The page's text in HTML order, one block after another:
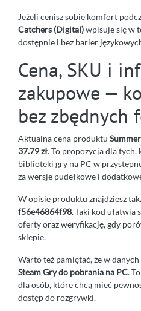
Jeżeli cenisz sobie komfort
Catchers (Digital)wpisuje się w
dostępnie i bez barier
Cena, SKU i
zakupowe —
bez zbędnych
Aktualna cena produktu
37.79 zł. To propozycja dla tych,
biblioteki gry na PC w
za wersje pudełkowe i
W opisie produktu znajdziesz
f56e46864f98. Taki kod ułatwia
oferty oraz weryfikację, gdy
sklepie.
Warto też pamiętać, że w
Steam Gry do pobrania na PC.
dla osób, które chcą mieć
dostęp do rozgrywki.